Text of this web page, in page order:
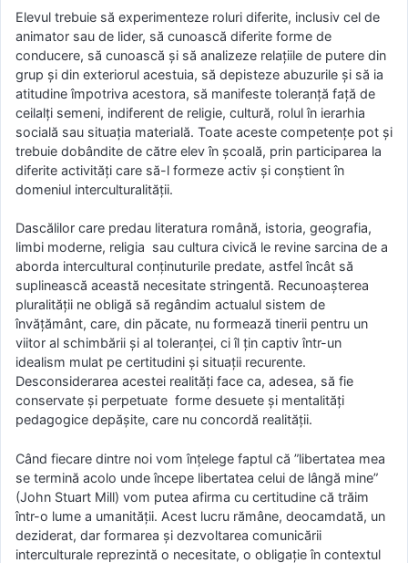
Elevul trebuie să experimenteze roluri diferite, inclusiv cel de
animator sau de lider, să cunoască diferite forme de
conducere, să cunoască și să analizeze relațiile de putere din
grup și din exteriorul acestuia, să depisteze abuzurile și să ia
atitudine împotriva acestora, să manifeste toleranță față de
ceilalți semeni, indiferent de religie, cultură, rolul în ierarhia
socială sau situația materială. Toate aceste competențe pot și
trebuie dobândite de către elev în școală, prin participarea la
diferite activități care să-l formeze activ și conștient în
domeniul interculturalității.
Dascălilor care predau literatura română, istoria, geografia,
limbi moderne, religia sau cultura civică le revine sarcina de a
aborda intercultural conținuturile predate, astfel încât să
suplinească această necesitate stringentă. Recunoașterea
pluralității ne obligă să regândim actualul sistem de
învățământ, care, din păcate, nu formează tinerii pentru un
viitor al schimbării și al toleranței, ci îl țin captiv într-un
idealism mulat pe certitudini și situații recurente.
Desconsiderarea acestei realități face ca, adesea, să fie
conservate și perpetuate forme desuete și mentalități
pedagogice depășite, care nu concordă realității.
Când fiecare dintre noi vom înțelege faptul că ”libertatea mea
se termină acolo unde începe libertatea celui de lângă mine”
(John Stuart Mill) vom putea afirma cu certitudine că trăim
într-o lume a umanității. Acest lucru rămâne, deocamdată, un
deziderat, dar formarea și dezvoltarea comunicării
interculturale reprezintă o necesitate, o obligație în contextul